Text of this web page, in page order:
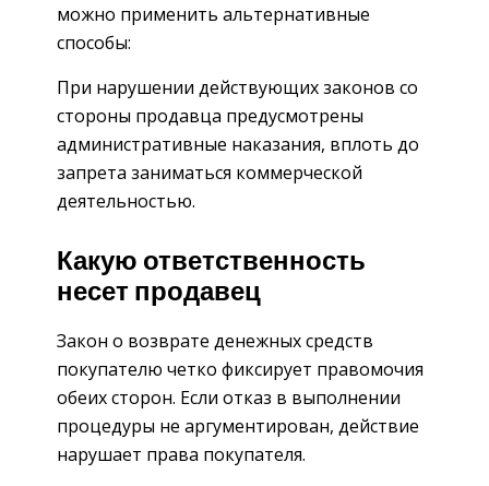
можно применить альтернативные
способы:
При нарушении действующих законов со
стороны продавца предусмотрены
административные наказания, вплоть до
запрета заниматься коммерческой
деятельностью.
Какую ответственность
несет продавец
Закон о возврате денежных средств
покупателю четко фиксирует правомочия
обеих сторон. Если отказ в выполнении
процедуры не аргументирован, действие
нарушает права покупателя.